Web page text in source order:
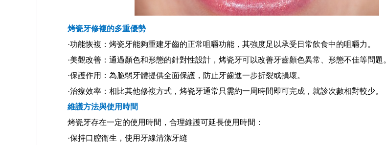
烤瓷牙修複的多重優勢
·功能恢複：烤瓷牙能夠重建牙齒的正常咀嚼功能，其強度足以承受日常飲食中的咀嚼力。
·美觀改善：通過顏色和形態的針對性設計，烤瓷牙可以改善牙齒顏色異常、形態不佳等問題。
·保護作用：為脆弱牙體提供全面保護，防止牙齒進一步折裂或損壞。
·治療效率：相比其他修複方式，烤瓷牙通常只需約一周時間即可完成，就診次數相對較少。
維護方法與使用時間
烤瓷牙存在一定的使用時間，合理維護可延長使用時間：
·保持口腔衛生，使用牙線清潔牙縫